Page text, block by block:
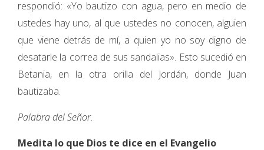
respondió: «Yo bautizo con agua, pero en medio de
ustedes hay uno, al que ustedes no conocen, alguien
que viene detrás de mí, a quien yo no soy digno de
desatarle la correa de sus sandalias». Esto sucedió en
Betania, en la otra orilla del Jordán, donde Juan
bautizaba.
Palabra del Señor.
Medita lo que Dios te dice en el Evangelio